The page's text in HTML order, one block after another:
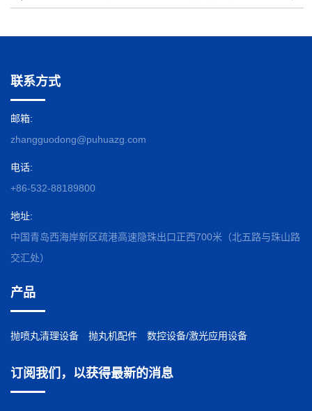
联系方式
邮箱:
zhangguodong@puhuazg.com
电话:
+86-532-88189800
地址:
中国青岛西海岸新区疏港高速隐珠出口正西700米（北五路与珠山路
交汇处）
产品
抛喷丸清理设备 抛丸机配件 数控设备/激光应用设备
订阅我们，以获得最新的消息